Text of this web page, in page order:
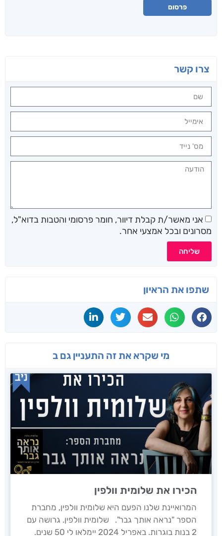
פרסום
צרו קשר
אני מאשר/ת קבלת דיוור, חומר פרסומי והטבות בדוא"ל,
מסרונים ובכל אמצעי אחר.
שליחה
שתפו את הראיון
מי שקרא את זה התעניין גם ב
הכירו את שלומית וולפין
המרואיינת שלנו הפעם היא שלומית וולפין, מחברת
הספר "נראה אותך גבר". שלומית וולפין. גרושה עם
2 בנות בוגרות. באפריל 2024 יימלאו לי 50 שנים.